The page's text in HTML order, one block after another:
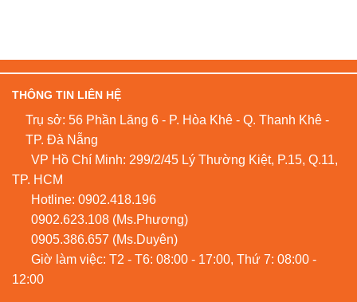
THÔNG TIN LIÊN HỆ
Trụ sở: 56 Phần Lăng 6 - P. Hòa Khê - Q. Thanh Khê -
TP. Đà Nẵng
VP Hồ Chí Minh: 299/2/45 Lý Thường Kiệt, P.15, Q.11,
TP. HCM
Hotline: 0902.418.196
0902.623.108 (Ms.Phương)
0905.386.657 (Ms.Duyên)
Giờ làm việc: T2 - T6: 08:00 - 17:00, Thứ 7: 08:00 -
12:00